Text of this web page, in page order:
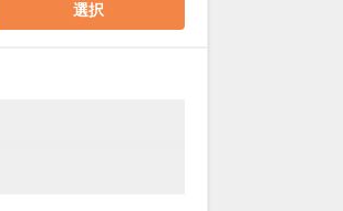
お1人様1泊あたり1,100
選択